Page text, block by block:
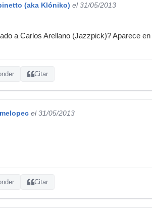
(aka Klóniko) el 31/05/2013
a Carlos Arellano (Jazzpick)? Aparece
Citar
el 31/05/2013
Citar